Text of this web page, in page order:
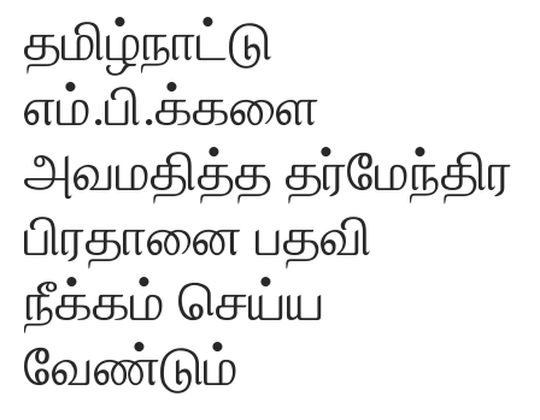
தமிழ்நாட்டு
எம்.பி.க்களை
அவமதித்த தர்மேந்திர
பிரதானை பதவி
நீக்கம் செய்ய
வேண்டும்